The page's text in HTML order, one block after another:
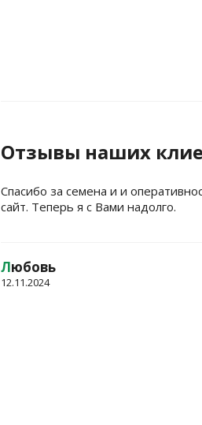
Отзывы наших
Спасибо за семена и и
сайт. Теперь я с Вами надолго.
Любовь
12.11.2024